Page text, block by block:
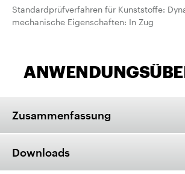
Standardprüfverfahren für Kunststoffe:
mechanische Eigenschaften: In Zug
Zusammenfassung
Downloads